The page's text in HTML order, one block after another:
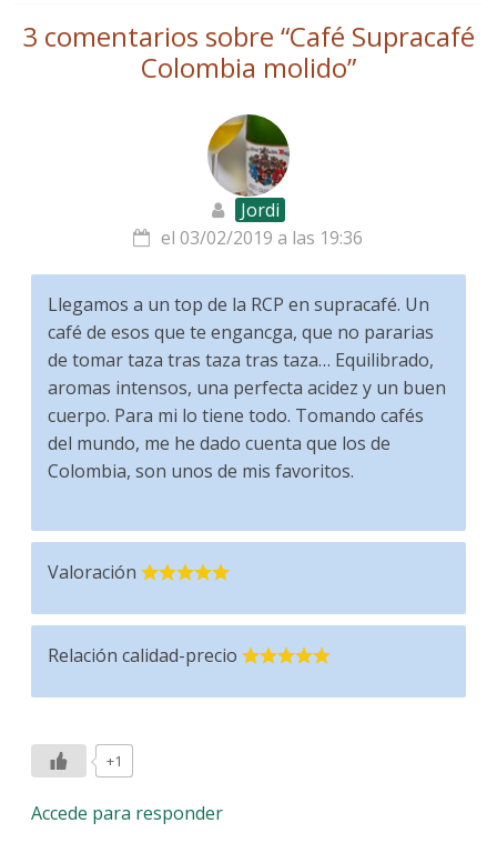
3 comentarios sobre “Café Supracafé
Colombia molido”
Jordi
el 03/02/2019 a las 19:36
Llegamos a un top de la RCP en supracafé. Un
café de esos que te engancga, que no pararias
de tomar taza tras taza tras taza… Equilibrado,
aromas intensos, una perfecta acidez y un buen
cuerpo. Para mi lo tiene todo. Tomando cafés
del mundo, me he dado cuenta que los de
Colombia, son unos de mis favoritos.
Valoración
Relación calidad-precio
+1
Accede para responder